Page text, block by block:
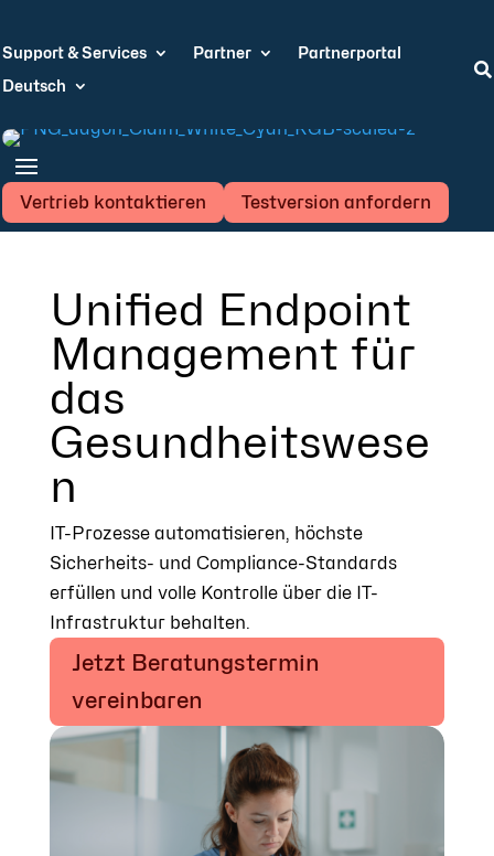
Support & Services Partner
Partnerportal
Deutsch

Vertrieb kontaktieren Testversion anfordern
Unified Endpoint
Management für
das
Gesundheitswese
n
IT-Prozesse automatisieren, höchste
Sicherheits- und Compliance-Standards
erfüllen und volle Kontrolle über die IT-
Infrastruktur behalten.
Jetzt Beratungstermin
vereinbaren